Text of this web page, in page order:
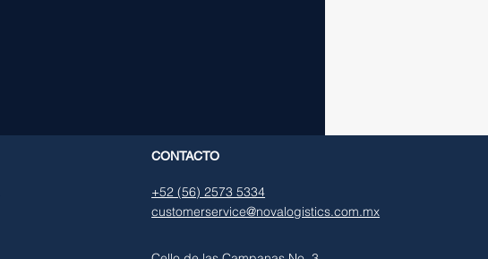
CONTACTO
+52 (56) 2573 5334
customerservice@novalogistics.com.mx